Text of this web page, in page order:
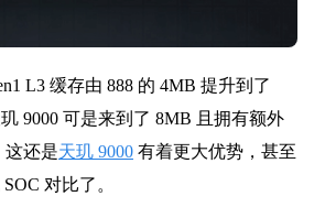
L3 缓存由 888 的 4MB 提升到了
9000 可是来到了 8MB 且拥有额外
这还是天玑 9000 有着更大优势，甚至
对比了。